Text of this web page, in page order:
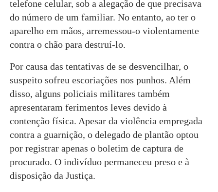
telefone celular, sob a alegação de que precisava
do número de um familiar. No entanto, ao ter o
aparelho em mãos, arremessou-o violentamente
contra o chão para destruí-lo.
Por causa das tentativas de se desvencilhar, o
suspeito sofreu escoriações nos punhos. Além
disso, alguns policiais militares também
apresentaram ferimentos leves devido à
contenção física. Apesar da violência empregada
contra a guarnição, o delegado de plantão optou
por registrar apenas o boletim de captura de
procurado. O indivíduo permaneceu preso e à
disposição da Justiça.